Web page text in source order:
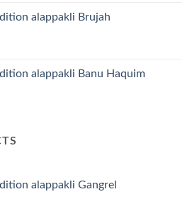
alappakli Brujah
alappakli Banu Haquim
alappakli Gangrel